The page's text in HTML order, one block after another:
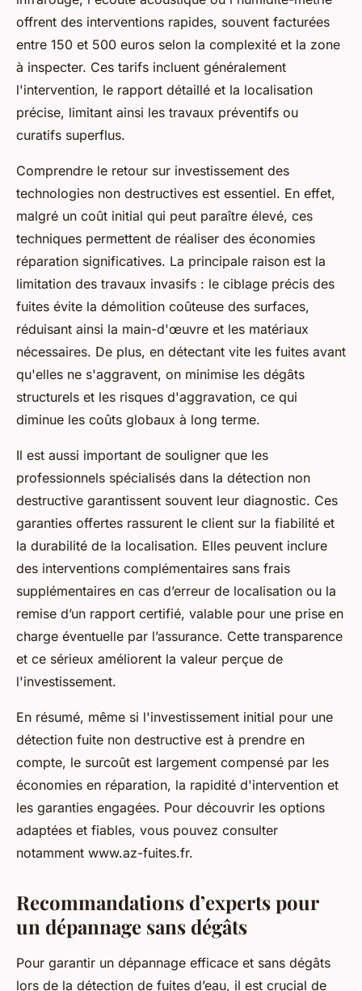
offrent des interventions rapides, souvent facturées
entre 150 et 500 euros selon la complexité et la zone
à inspecter. Ces tarifs incluent généralement
l'intervention, le rapport détaillé et la localisation
précise, limitant ainsi les travaux préventifs ou
curatifs superflus.
Comprendre le retour sur investissement des
technologies non destructives est essentiel. En effet,
malgré un coût initial qui peut paraître élevé, ces
techniques permettent de réaliser des économies
réparation significatives. La principale raison est la
limitation des travaux invasifs : le ciblage précis des
fuites évite la démolition coûteuse des surfaces,
réduisant ainsi la main-d'œuvre et les matériaux
nécessaires. De plus, en détectant vite les fuites avant
qu'elles ne s'aggravent, on minimise les dégâts
structurels et les risques d'aggravation, ce qui
diminue les coûts globaux à long terme.
Il est aussi important de souligner que les
professionnels spécialisés dans la détection non
destructive garantissent souvent leur diagnostic. Ces
garanties offertes rassurent le client sur la fiabilité et
la durabilité de la localisation. Elles peuvent inclure
des interventions complémentaires sans frais
supplémentaires en cas d’erreur de localisation ou la
remise d’un rapport certifié, valable pour une prise en
charge éventuelle par l’assurance. Cette transparence
et ce sérieux améliorent la valeur perçue de
l'investissement.
En résumé, même si l'investissement initial pour une
détection fuite non destructive est à prendre en
compte, le surcoût est largement compensé par les
économies en réparation, la rapidité d'intervention et
les garanties engagées. Pour découvrir les options
adaptées et fiables, vous pouvez consulter
notamment www.az-fuites.fr.
Recommandations d’experts pour
un dépannage sans dégâts
Pour garantir un dépannage efficace et sans dégâts
lors de la détection de fuites d’eau, il est crucial de